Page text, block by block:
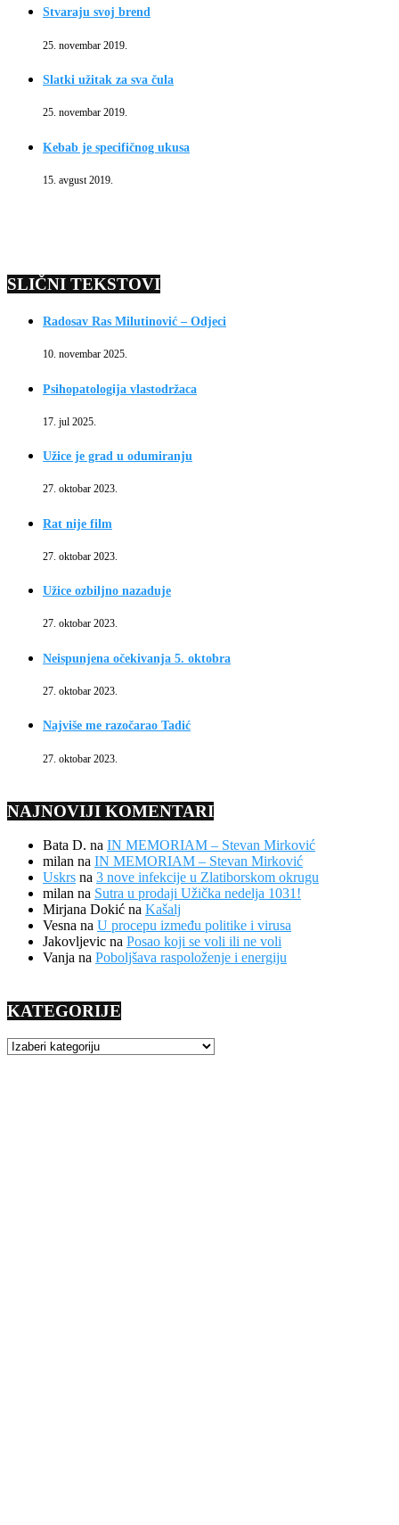
Stvaraju svoj brend
25. novembar 2019.
Slatki užitak za sva čula
25. novembar 2019.
Kebab je specifičnog ukusa
15. avgust 2019.
SLIČNI TEKSTOVI
Radosav Ras Milutinović – Odjeci
10. novembar 2025.
Psihopatologija vlastodržaca
17. jul 2025.
Užice je grad u odumiranju
27. oktobar 2023.
Rat nije film
27. oktobar 2023.
Užice ozbiljno nazaduje
27. oktobar 2023.
Neispunjena očekivanja 5. oktobra
27. oktobar 2023.
Najviše me razočarao Tadić
27. oktobar 2023.
NAJNOVIJI KOMENTARI
Bata D. na IN MEMORIAM – Stevan Mirković
milan na IN MEMORIAM – Stevan Mirković
Uskrs na 3 nove infekcije u Zlatiborskom okrugu
milan na Sutra u prodaji Užička nedelja 1031!
Mirjana Dokić na Kašalj
Vesna na U procepu između politike i virusa
Jakovljevic na Posao koji se voli ili ne voli
Vanja na Poboljšava raspoloženje i energiju
KATEGORIJE
KATEGORIJE